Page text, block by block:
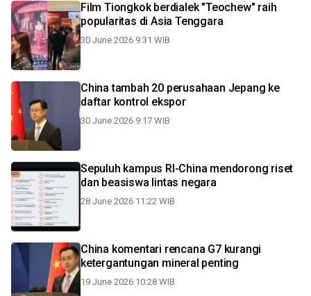
Film Tiongkok berdialek "Teochew" raih
popularitas di Asia Tenggara
30 June 2026 9:31 WIB
China tambah 20 perusahaan Jepang ke
daftar kontrol ekspor
30 June 2026 9:17 WIB
Sepuluh kampus RI-China mendorong riset
dan beasiswa lintas negara
28 June 2026 11:22 WIB
China komentari rencana G7 kurangi
ketergantungan mineral penting
19 June 2026 10:28 WIB